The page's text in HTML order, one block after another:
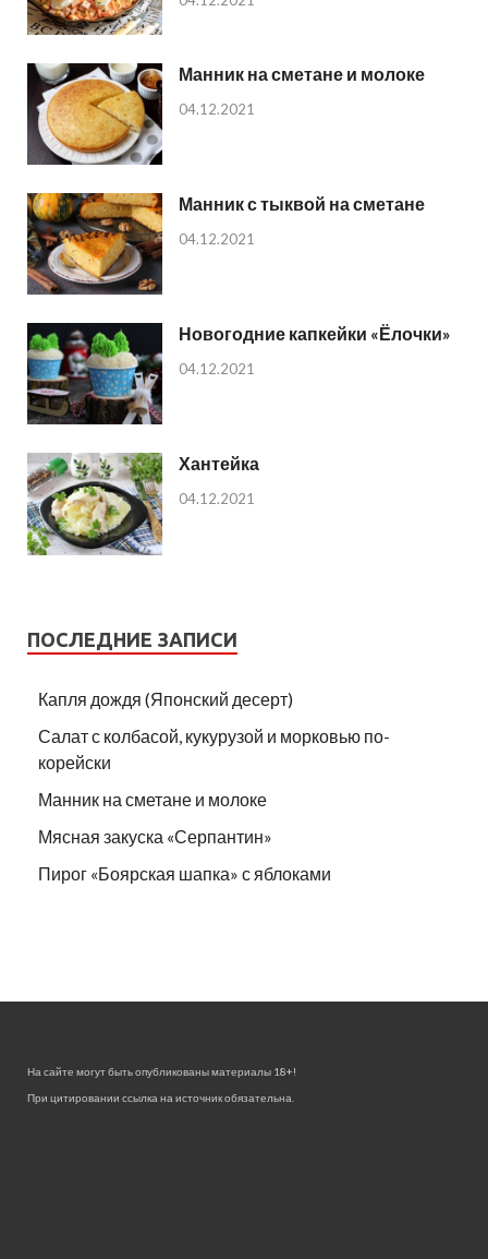
Манник на сметане и молоке
04.12.2021
Манник с тыквой на сметане
04.12.2021
Новогодние капкейки «Ёлочки»
04.12.2021
Хантейка
04.12.2021
ПОСЛЕДНИЕ ЗАПИСИ
Капля дождя (Японский десерт)
Салат с колбасой, кукурузой и морковью по-
корейски
Манник на сметане и молоке
Мясная закуска «Серпантин»
Пирог «Боярская шапка» с яблоками
На сайте могут быть опубликованы материалы 18+!
При цитировании ссылка на источник обязательна.